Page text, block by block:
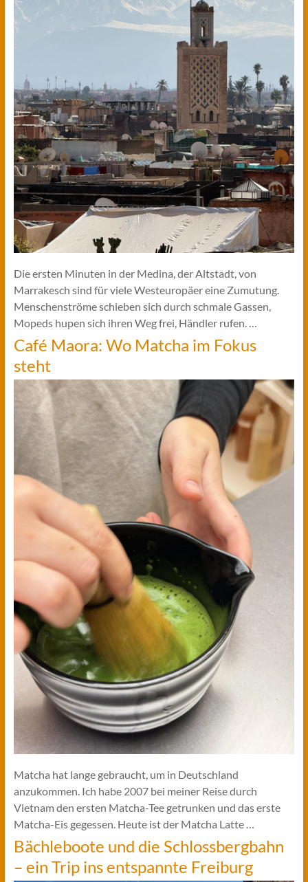
Die ersten Minuten in der Medina, der Altstadt, von
Marrakesch sind für viele Westeuropäer eine Zumutung.
Menschenströme schieben sich durch schmale Gassen,
Mopeds hupen sich ihren Weg frei, Händler rufen. …
Café Maora: Wo Matcha im Fokus
steht
Matcha hat lange gebraucht, um in Deutschland
anzukommen. Ich habe 2007 bei meiner Reise durch
Vietnam den ersten Matcha-Tee getrunken und das erste
Matcha-Eis gegessen. Heute ist der Matcha Latte …
Bächleboote und die Schlossbergbahn
– ein Trip ins entspannte Freiburg